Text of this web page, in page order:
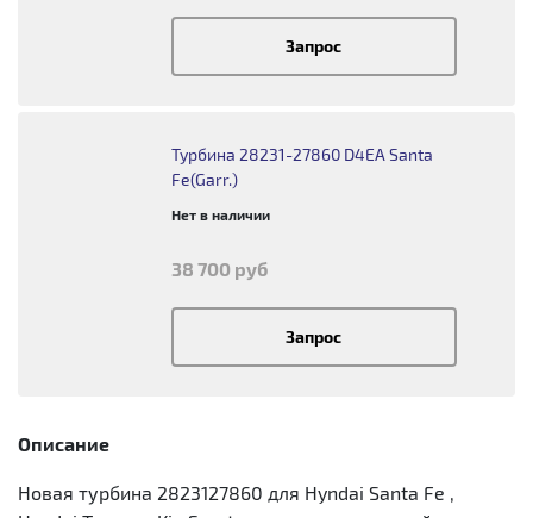
Запрос
Турбина 28231-27860 D4EA Santa
Fe(Garr.)
Нет в наличии
38 700 руб
Запрос
Описание
Новая турбина 2823127860 для Hyndai Santa Fe ,